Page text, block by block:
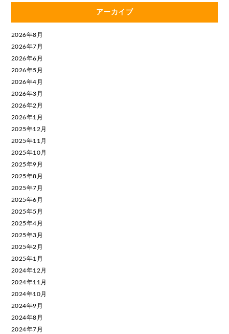
アーカイブ
2026年8月
2026年7月
2026年6月
2026年5月
2026年4月
2026年3月
2026年2月
2026年1月
2025年12月
2025年11月
2025年10月
2025年9月
2025年8月
2025年7月
2025年6月
2025年5月
2025年4月
2025年3月
2025年2月
2025年1月
2024年12月
2024年11月
2024年10月
2024年9月
2024年8月
2024年7月